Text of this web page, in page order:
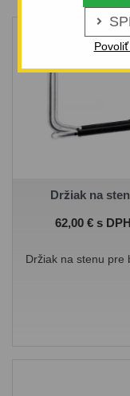

Držiak na
Cena
62,00 € s DPH
Držiak na stenu pre